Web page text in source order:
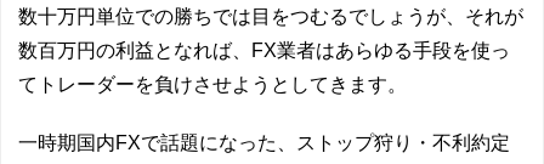
数十万円単位での勝ちでは目をつむるでしょうが、それが
数百万円の利益となれば、FX業者はあらゆる手段を使っ
てトレーダーを負けさせようとしてきます。
一時期国内FXで話題になった、ストップ狩り・不利約定